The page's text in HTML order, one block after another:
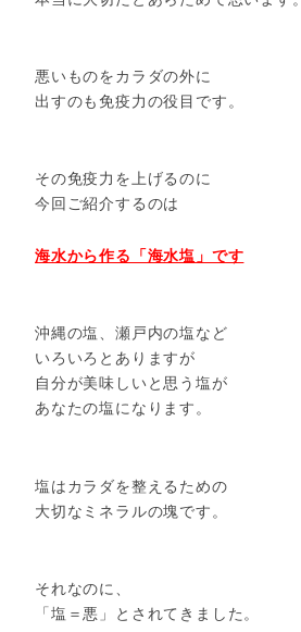
悪いものをカラダの外に
出すのも免疫力の役目です。
その免疫力を上げるのに
今回ご紹介するのは
海水から作る「海水塩」です
沖縄の塩、瀬戸内の塩など
いろいろとありますが
自分が美味しいと思う塩が
あなたの塩になります。
塩はカラダを整えるための
大切なミネラルの塊です。
それなのに、
「塩＝悪」とされてきました。